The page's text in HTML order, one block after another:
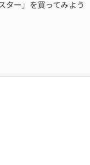
ター」を買ってみよう